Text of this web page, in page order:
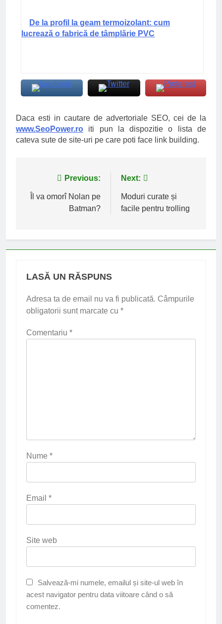
De la profil la geam termoizolant: cum
lucrează o fabrică de tâmplărie PVC
Daca esti in cautare de advertoriale SEO, cei de la
www.SeoPower.ro iti pun la dispozitie o lista de
cateva sute de site-uri pe care poti face link building.
Navigare
în
Previous:
Îl va omorî Nolan pe
Batman?
Next:
Moduri curate și
facile pentru trolling
LASĂ UN RĂSPUNS
Adresa ta de email nu va fi publicată. Câmpurile
obligatorii sunt marcate cu *
Comentariu *
Nume *
Email *
Site web
Salvează-mi numele, emailul și site-ul web în
acest navigator pentru data viitoare când o să
comentez.